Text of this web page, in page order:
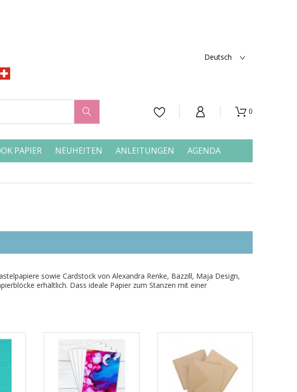
Deutsch
    0
PAPIER NEUHEITEN ANLEITUNGEN AGENDA
sowie Cardstock von Alexandra Renke, Bazzill, Maja Design,
erhältlich. Dass ideale Papier zum Stanzen mit einer